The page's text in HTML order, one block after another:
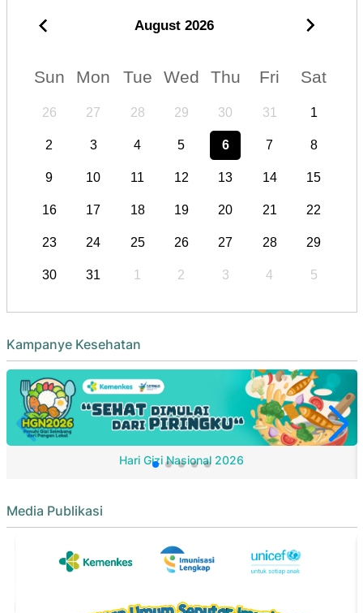
August 2026
Sun Mon Tue Wed Thu Fri Sat
26 27 28 29 30 31 1
2 3 4 5 6 7 8
9 10 11 12 13 14 15
16 17 18 19 20 21 22
23 24 25 26 27 28 29
30 31 1 2 3 4 5
Kampanye Kesehatan
Hari Gizi Nasional 2026
Media Publikasi